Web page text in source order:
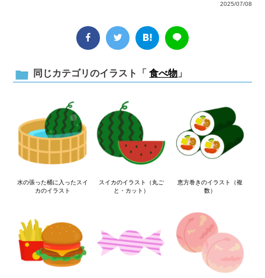
2025/07/08
同じカテゴリのイラスト「 食べ物 」
水の張った桶に入ったスイ
カのイラスト
スイカのイラスト（丸ご
と・カット）
恵方巻きのイラスト（複
数）